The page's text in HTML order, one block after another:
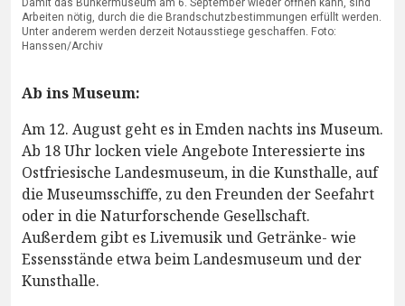
Arbeiten nötig, durch die die Brandschutzbestimmungen erfüllt werden.
Unter anderem werden derzeit Notausstiege geschaffen. Foto:
Hanssen/Archiv
Ab ins Museum:
Am 12. August geht es in Emden nachts ins Museum.
Ab 18 Uhr locken viele Angebote Interessierte ins
Ostfriesische Landesmuseum, in die Kunsthalle, auf
die Museumsschiffe, zu den Freunden der Seefahrt
oder in die Naturforschende Gesellschaft.
Außerdem gibt es Livemusik und Getränke- wie
Essensstände etwa beim Landesmuseum und der
Kunsthalle.